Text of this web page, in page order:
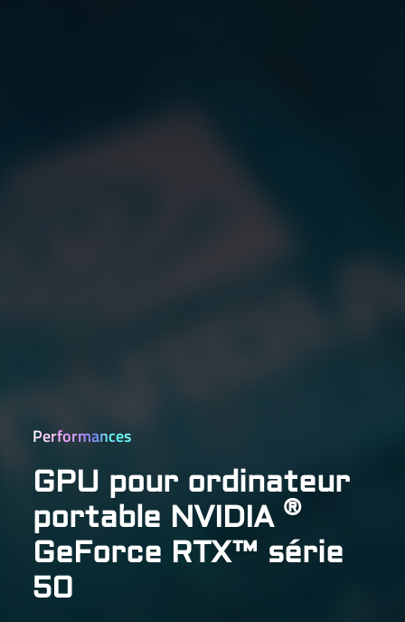
Performances
GPU pour ordinateur
portable NVIDIA ®
GeForce RTX™ série
50